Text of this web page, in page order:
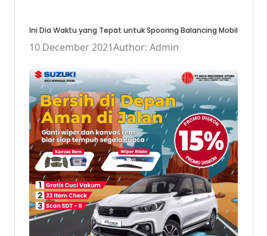
Ini Dia Waktu yang Tepat untuk Spooring Balancing Mobil
10 December 2021Author: Admin